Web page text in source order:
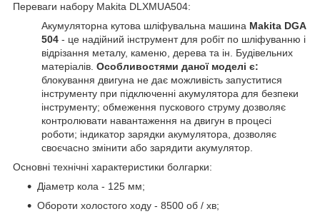
Переваги набору Makita DLXMUA504:
Акумуляторна кутова шліфувальна машина Makita DGA
504 - це надійний інструмент для робіт по шліфуванню і
відрізання металу, каменю, дерева та ін. Будівельних
матеріалів. Особливостями даної моделі є:
блокування двигуна не дає можливість запуститися
інструменту при підключенні акумулятора для безпеки
інструменту; обмеження пускового струму дозволяє
контролювати навантаження на двигун в процесі
роботи; індикатор зарядки акумулятора, дозволяє
своєчасно змінити або зарядити акумулятор.
Основні технічні характеристики болгарки:
Діаметр кола - 125 мм;
Обороти холостого ходу - 8500 об / хв;